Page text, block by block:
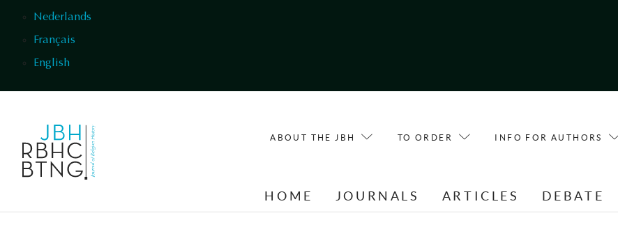
Nederlands
Français
English
ABOUT THE JBH TO ORDER INFO FOR AUTHORS
HOME JOURNALS ARTICLES DEBATE